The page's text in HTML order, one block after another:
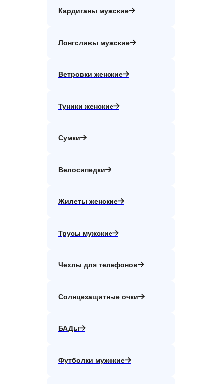
Кардиганы мужские
Лонгсливы мужские
Ветровки женские
Туники женские
Сумки
Велосипедки
Жилеты женские
Трусы мужские
Чехлы для телефонов
Солнцезащитные очки
БАДы
Футболки мужские